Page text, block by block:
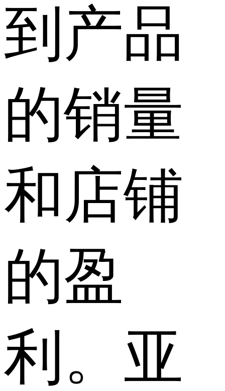
到产品
的销量
和店铺
的盈
利。亚